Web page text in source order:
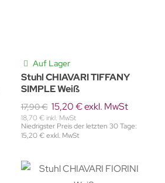
Auf Lager
Stuhl CHIAVARI TIFFANY
SIMPLE Weiß
17,90 € 15,20 € exkl. MwSt
18,70 € inkl. MwSt
Niedrigster Preis der letzten 30 Tage:
15,20 € exkl. MwSt